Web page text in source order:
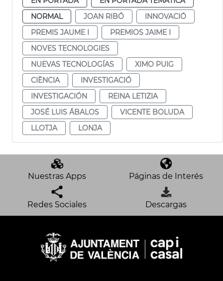
NORMAL
JOAN RIBÓ
INNOVACIÓ
PREMIS JAUME I
PREMIOS JAIME I
NOVES TECNOLOGIES
NUEVAS TECNOLOGÍAS
XIMO PUIG
CIÈNCIA
INVESTIGACIÓ
INVESTIGACIÓN
REINA LETIZIA
JOSÉ LUIS ÁBALOS
VICENTE BOLUDA
LLOTJA
LONJA
Nuestras Apps Páginas de Interés
Redes Sociales Descargas